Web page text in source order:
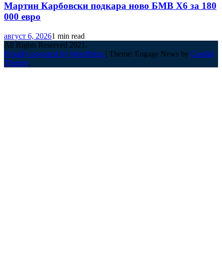
Мартин Карбовски подкара ново БМВ Х6 за 180
000 евро
август 6, 20261 min read
All Rights Reserved 2021.
Proudly powered by WordPress | Theme: Engage News by Candid
Themes.